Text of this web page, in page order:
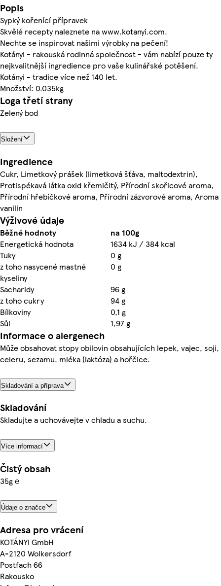
Popis
Sypký kořenící přípravek
Skvělé recepty naleznete na www.kotanyi.com.
Nechte se inspirovat našimi výrobky na pečení!
Kotányi - rakouská rodinná společnost - vám nabízí pouze ty
nejkvalitnější ingredience pro vaše kulinářské potěšení.
Kotányi - tradice více než 140 let.
Množství: 0.035kg
Loga třetí strany
Zelený bod
Složení
Ingredience
Cukr, Limetkový prášek (limetková šťáva, maltodextrin),
Protispékavá látka oxid křemičitý, Přírodní skořicové aroma,
Přírodní hřebíčkové aroma, Přírodní zázvorové aroma, Aroma
vanilin
Výživové údaje
Běžné hodnoty
na 100g
Energetická hodnota
1634 kJ / 384 kcal
Tuky
0 g
z toho nasycené mastné
kyseliny
0 g
Sacharidy
96 g
z toho cukry
94 g
Bílkoviny
0,1 g
Sůl
1,97 g
Informace o alergenech
Může obsahovat stopy obilovin obsahujících lepek, vajec, soji,
celeru, sezamu, mléka (laktóza) a hořčice.
Skladování a příprava
Skladování
Skladujte a uchovávejte v chladu a suchu.
Více informací
Čistý obsah
35g ℮
Údaje o značce
Adresa pro vrácení
KOTÁNYI GmbH
A-2120 Wolkersdorf
Postfach 66
Rakousko